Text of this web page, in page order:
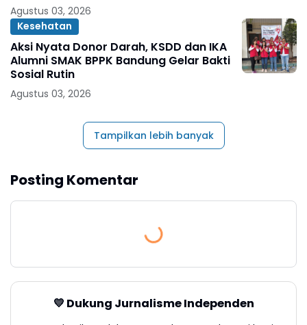
Agustus 03, 2026
Kesehatan
Aksi Nyata Donor Darah, KSDD dan IKA
Alumni SMAK BPPK Bandung Gelar Bakti
Sosial Rutin
Agustus 03, 2026
Tampilkan lebih banyak
Posting Komentar
💛 Dukung Jurnalisme Independen